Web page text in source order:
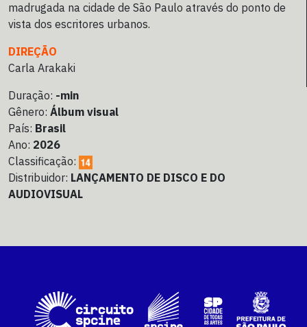
madrugada na cidade de São Paulo através do ponto de
vista dos escritores urbanos.
DIREÇÃO
Carla Arakaki
Duração: -min
Gênero: Álbum visual
País: Brasil
Ano: 2026
Classificação:
Distribuidor: LANÇAMENTO DE DISCO E DO
AUDIOVISUAL